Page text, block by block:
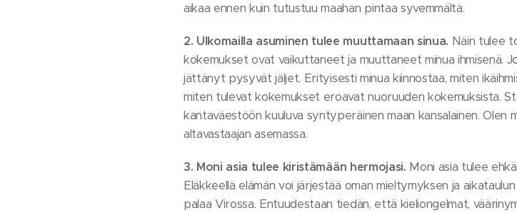
aikaa ennen kuin tutustuu maahan pintaa syvemmältä.
2. Ulkomailla asuminen tulee muuttamaan sinua. Näin tulee
kokemukset ovat vaikuttaneet ja muuttaneet minua ihmisenä.
jättänyt pysyvät jäljet. Erityisesti minua kiinnostaa, miten
miten tulevat kokemukset eroavat nuoruuden kokemuksista.
kantaväestöön kuuluva syntyperäinen maan kansalainen. Olen
altavastaajan asemassa.
3. Moni asia tulee kiristämään hermojasi. Moni asia tulee
Eläkkeellä elämän voi järjestää oman mieltymyksen ja
palaa Virossa. Entuudestaan tiedän, että kieliongelmat,